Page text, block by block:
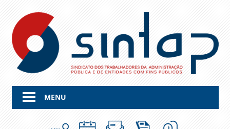
content
MENU